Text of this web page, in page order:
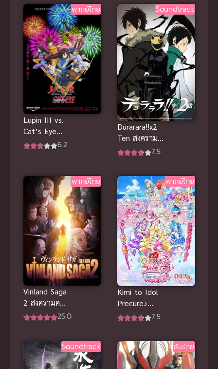
พากย์ไทย
Lupin III vs.
Cat’s Eye
(2023) จอม
สาว พากย์ไทย
6.2
Soundtrack
Durarara!!x2
Ten สงคราม
แดนสนธยา7.5
พากย์ไทย
Vinland Saga
2 สงครามคน
ทมิฬ ภาค 225.0
พากย์ไทย
Kimi to Idol
Precure♪
Movie
เคียว
คอนเสิร์ตนี้
7.5
Soundtrack ซับไทย